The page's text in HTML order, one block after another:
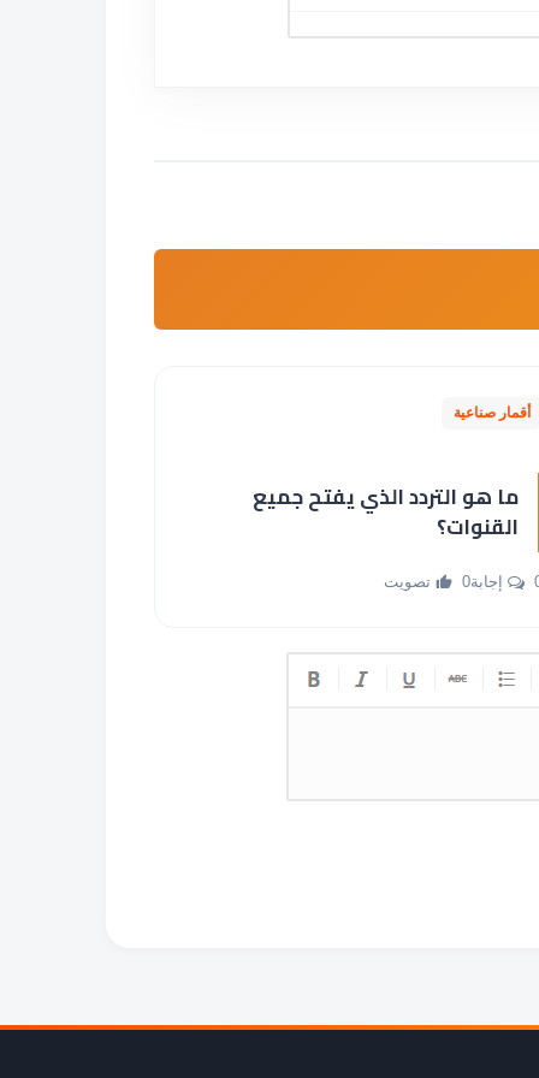
أقمار صناعية
ما هو التردد الذي يفتح جميع
القنوات؟
0 تصويت